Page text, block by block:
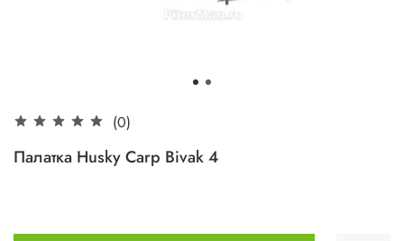
(0)
Палатка Husky Carp Bivak 4